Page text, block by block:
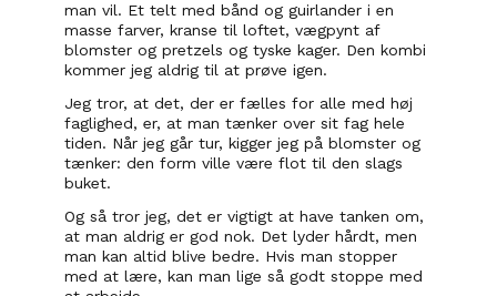
man vil. Et telt med bånd og guirlander i en
masse farver, kranse til loftet, vægpynt af
blomster og pretzels og tyske kager. Den kombi
kommer jeg aldrig til at prøve igen.
Jeg tror, at det, der er fælles for alle med høj
faglighed, er, at man tænker over sit fag hele
tiden. Når jeg går tur, kigger jeg på blomster og
tænker: den form ville være flot til den slags
buket.
Og så tror jeg, det er vigtigt at have tanken om,
at man aldrig er god nok. Det lyder hårdt, men
man kan altid blive bedre. Hvis man stopper
med at lære, kan man lige så godt stoppe med